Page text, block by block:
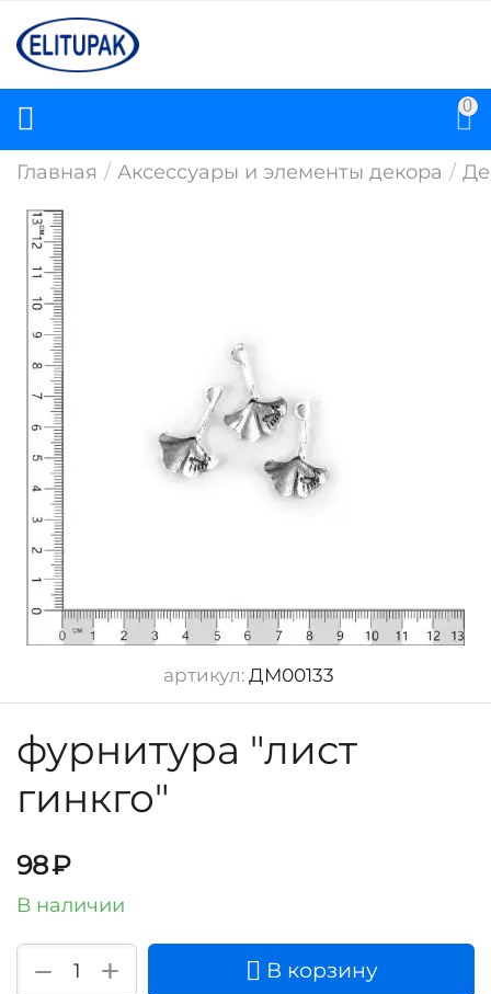
0
Главная / Аксессуары и элементы декора /
артикул: ДМ00133
фурнитура "лист
гинкго"
98₽
В наличии
+
− В корзину